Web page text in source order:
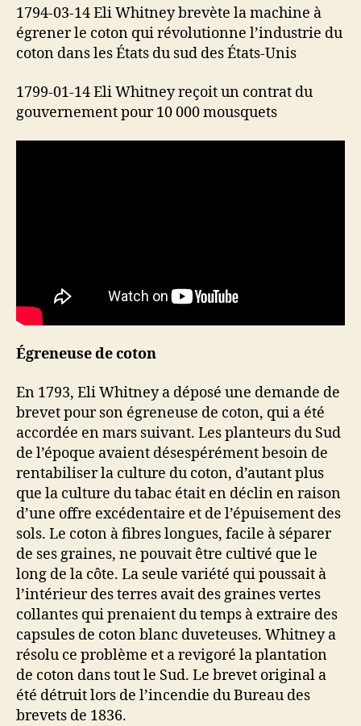
1794-03-14 Eli Whitney brevète la machine à
égrener le coton qui révolutionne l’industrie du
coton dans les États du sud des États-Unis
1799-01-14 Eli Whitney reçoit un contrat du
gouvernement pour 10 000 mousquets
Égreneuse de coton
En 1793, Eli Whitney a déposé une demande de
brevet pour son égreneuse de coton, qui a été
accordée en mars suivant. Les planteurs du Sud
de l’époque avaient désespérément besoin de
rentabiliser la culture du coton, d’autant plus
que la culture du tabac était en déclin en raison
d’une offre excédentaire et de l’épuisement des
sols. Le coton à fibres longues, facile à séparer
de ses graines, ne pouvait être cultivé que le
long de la côte. La seule variété qui poussait à
l’intérieur des terres avait des graines vertes
collantes qui prenaient du temps à extraire des
capsules de coton blanc duveteuses. Whitney a
résolu ce problème et a revigoré la plantation
de coton dans tout le Sud. Le brevet original a
été détruit lors de l’incendie du Bureau des
brevets de 1836.